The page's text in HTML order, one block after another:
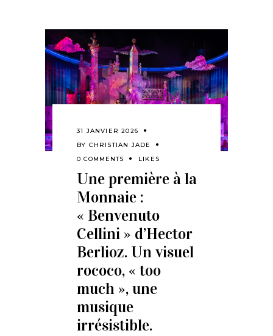
31 JANVIER 2026
BY CHRISTIAN JADE
0 COMMENTS
LIKES
Une première à la
Monnaie :
« Benvenuto
Cellini » d’Hector
Berlioz. Un visuel
rococo, « too
much », une
musique
irrésistible.